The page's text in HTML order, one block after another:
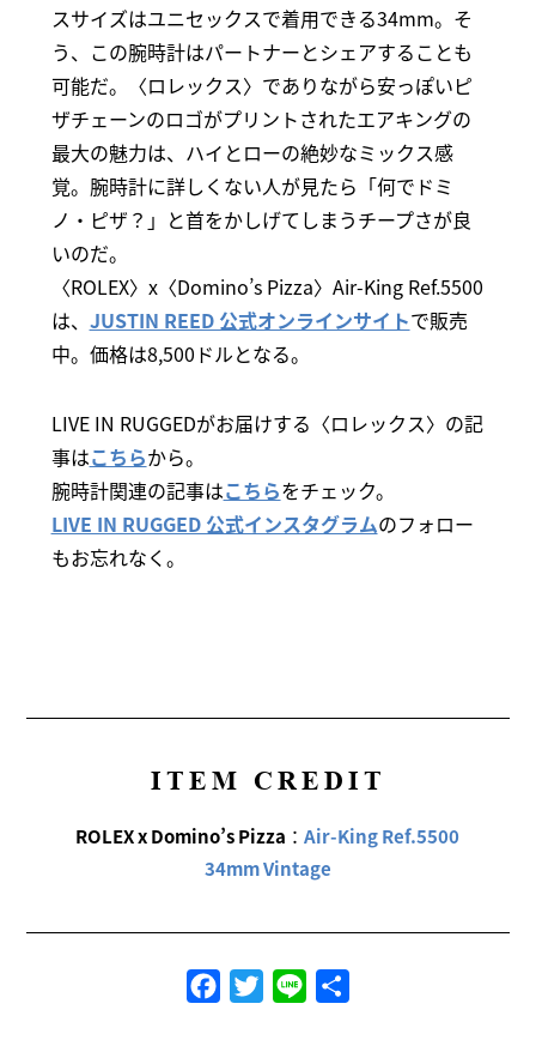
スサイズはユニセックスで着用できる34mm。そ
う、この腕時計はパートナーとシェアすることも
可能だ。〈ロレックス〉でありながら安っぽいピ
ザチェーンのロゴがプリントされたエアキングの
最大の魅力は、ハイとローの絶妙なミックス感
覚。腕時計に詳しくない人が見たら「何でドミ
ノ・ピザ？」と首をかしげてしまうチープさが良
いのだ。
〈ROLEX〉x〈Domino’s Pizza〉Air-King Ref.5500
は、 JUSTIN REED 公式オンラインサイトで販売
中。価格は8,500ドルとなる。
LIVE IN RUGGEDがお届けする〈ロレックス〉の記
事はこちらから。
腕時計関連の記事はこちらをチェック。
LIVE IN RUGGED 公式インスタグラムのフォロー
もお忘れなく。
ITEM CREDIT
ROLEX x Domino’s Pizza ：Air-King Ref.5500
34mm Vintage
FacebookTwitterLine